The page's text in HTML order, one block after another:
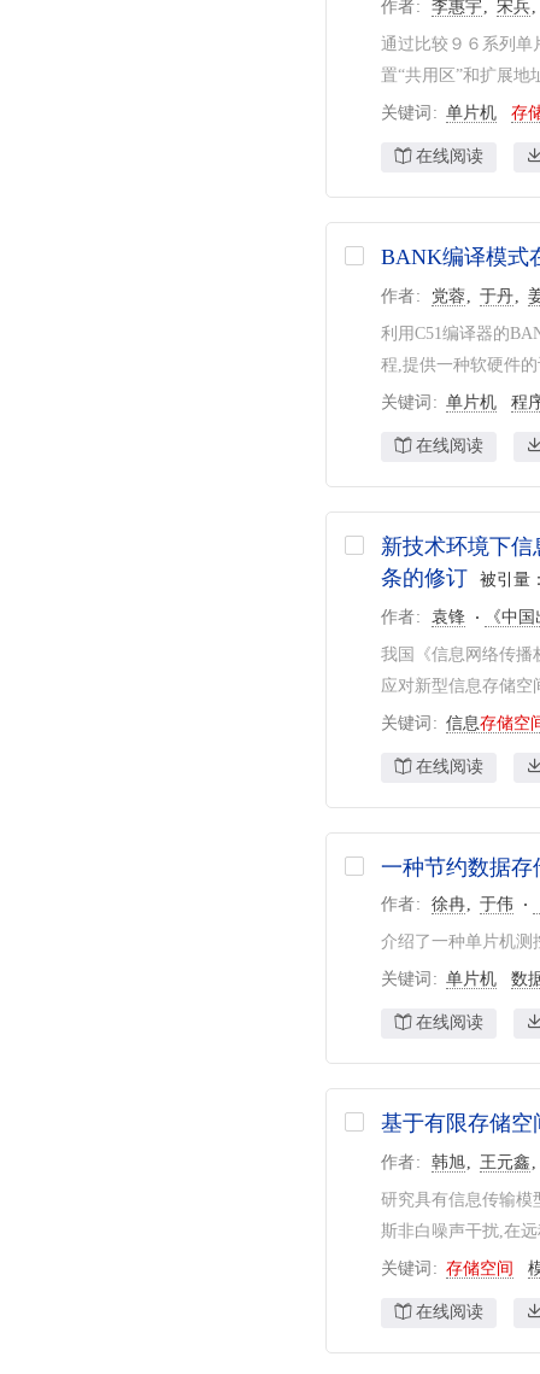
作者 李惠宇 宋兵
通过比较９６系列单
置“共用区”和扩展
关键词 单片机 存
在线阅读
BANK编译模式
作者 党蓉 于丹
利用C51编译器的
程,提供一种软硬件
关键词 单片机 程
在线阅读
新技术环境下
条的修订
被引量
作者 袁锋 《中
我国《信息网络传播
应对新型信息存储
关键词 信息存储空
在线阅读
一种节约数据
作者 徐冉 于伟
介绍了一种单片机测
关键词 单片机 数
在线阅读
基于有限存储
作者 韩旭 王元鑫
研究具有信息传输模
斯非白噪声干扰,在
关键词 存储空间
在线阅读